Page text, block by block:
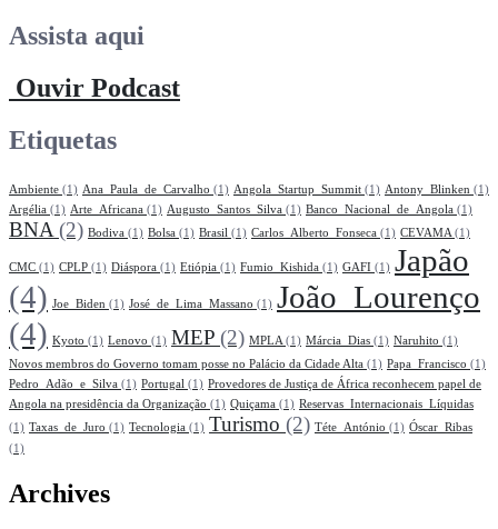
Assista aqui
Ouvir Podcast
Etiquetas
Ambiente (1) Ana_Paula_de_Carvalho (1) Angola_Startup_Summit (1) Antony_Blinken (1)
Argélia (1) Arte_Africana (1) Augusto_Santos_Silva (1) Banco_Nacional_de_Angola (1)
BNA (2) Bodiva (1) Bolsa (1) Brasil (1) Carlos_Alberto_Fonseca (1) CEVAMA (1)
CMC (1) CPLP (1) Diáspora (1) Etiópia (1) Fumio_Kishida (1) GAFI (1) Japão
(4) Joe_Biden (1) José_de_Lima_Massano (1) João_Lourenço
(4) Kyoto (1) Lenovo (1) MEP (2) MPLA (1) Márcia_Dias (1) Naruhito (1)
Novos membros do Governo tomam posse no Palácio da Cidade Alta (1) Papa_Francisco (1)
Pedro_Adão_e_Silva (1) Portugal (1) Provedores de Justiça de África reconhecem papel de
Angola na presidência da Organização (1) Quiçama (1) Reservas_Internacionais_Líquidas
(1) Taxas_de_Juro (1) Tecnologia (1) Turismo (2) Téte_António (1) Óscar_Ribas
(1)
Archives